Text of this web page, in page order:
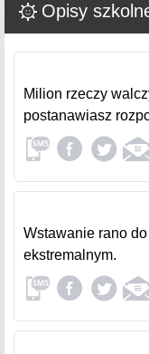
Opisy
Milion rzeczy
postanawiasz
Wstawanie rano
ekstremalnym.